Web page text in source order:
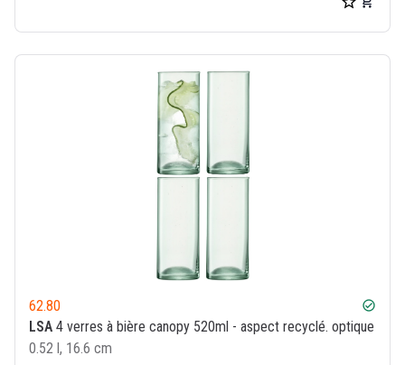
62.80 check_circle
LSA 4 verres à bière canopy 520ml - aspect recyclé. optique
0.52 l, 16.6 cm